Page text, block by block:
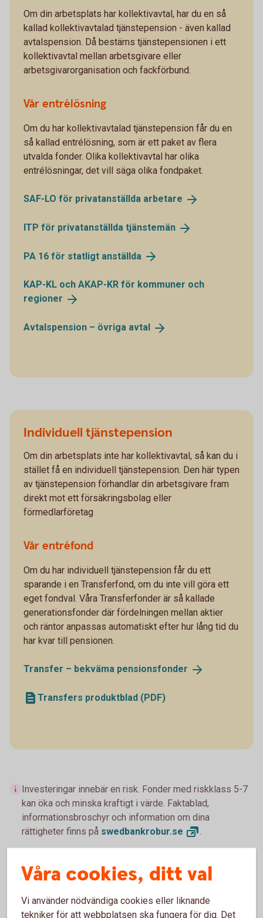
Om din arbetsplats har kollektivavtal, har du en så
kallad kollektivavtalad tjänstepension - även kallad
avtalspension. Då bestäms tjänstepensionen i ett
kollektivavtal mellan arbetsgivare eller
arbetsgivarorganisation och fackförbund.
Vår entrélösning
Om du har kollektivavtalad tjänstepension får du en
så kallad entrélösning, som är ett paket av flera
utvalda fonder. Olika kollektivavtal har olika
entrélösningar, det vill säga olika fondpaket.
SAF-LO för privatanställda arbetare
ITP för privatanställda tjänstemän
PA 16 för statligt anställda
KAP-KL och AKAP-KR för kommuner och
regioner
Avtalspension – övriga avtal
Individuell tjänstepension
Om din arbetsplats inte har kollektivavtal, så kan du i
stället få en individuell tjänstepension. Den här typen
av tjänstepension förhandlar din arbetsgivare fram
direkt mot ett försäkringsbolag eller
förmedlarföretag
Vår entréfond
Om du har individuell tjänstepension får du ett
sparande i en Transferfond, om du inte vill göra ett
eget fondval. Våra Transferfonder är så kallade
generationsfonder där fördelningen mellan aktier
och räntor anpassas automatiskt efter hur lång tid du
har kvar till pensionen.
Transfer – bekväma pensionsfonder
Transfers produktblad (PDF)
Investeringar innebär en risk. Fonder med riskklass 5-7
kan öka och minska kraftigt i värde. Faktablad,
informationsbroschyr och information om dina
rättigheter finns på swedbankrobur.se
Byt fonder
Våra cookies, ditt val
Vi använder nödvändiga cookies eller liknande
tekniker för att webbplatsen ska fungera för dig. Det